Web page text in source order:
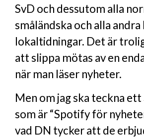
SvD och dessutom alla
småländska och alla andra
lokaltidningar. Det är
att slippa mötas av en
när man läser nyheter.
Men om jag ska teckna
som är “Spotify för
vad DN tycker att de